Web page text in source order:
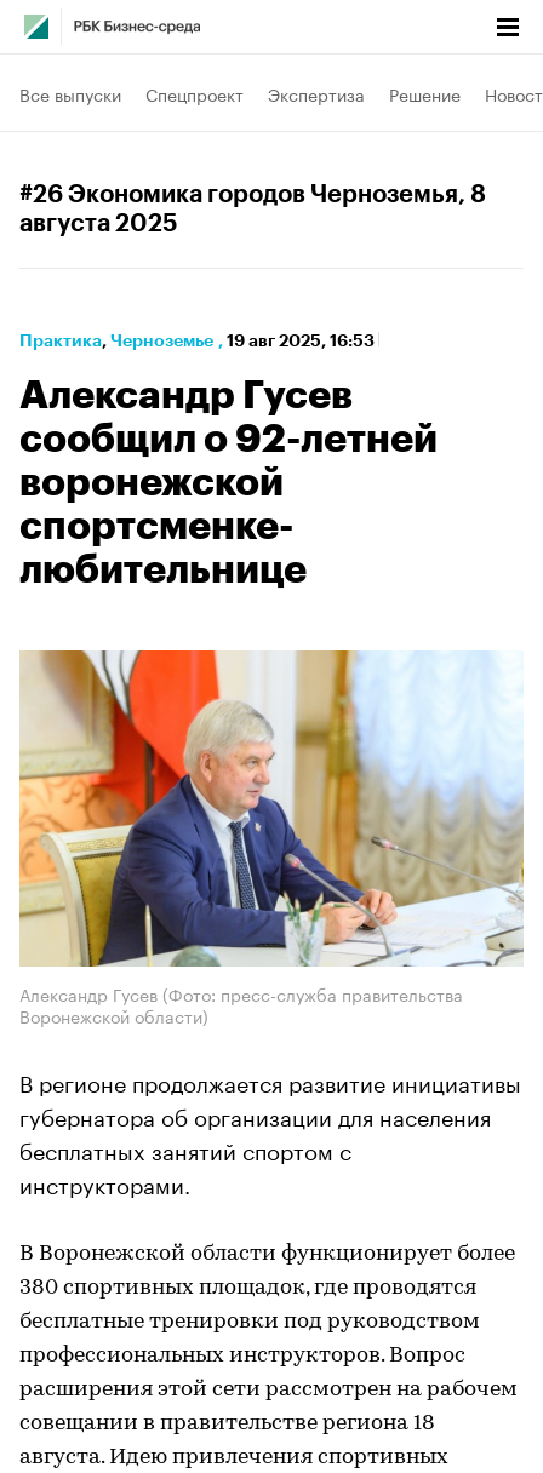
Все выпуски Спецпроект Экспертиза Решение
#26 Экономика городов Черноземья, 8
августа 2025
Практика⁠, Черноземье , 19 авг 2025, 16:53
Александр Гусев
сообщил о 92-летней
воронежской
спортсменке-
любительнице
Александр Гусев (Фото: пресс-служба правительства
Воронежской области)
В регионе продолжается развитие инициативы
губернатора об организации для населения
бесплатных занятий спортом с
инструкторами.
В Воронежской области функционирует более
380 спортивных площадок, где проводятся
бесплатные тренировки под руководством
профессиональных инструкторов. Вопрос
расширения этой сети рассмотрен на рабочем
совещании в правительстве региона 18
августа. Идею привлечения спортивных